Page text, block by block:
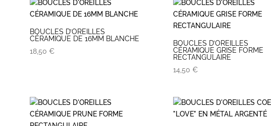
BOUCLES D’OREILLES
CÉRAMIQUE DE 16MM BLANCHE
18,50 €
BOUCLES D’OREILLES
CÉRAMIQUE GRISE FORME
RECTANGULAIRE
14,50 €